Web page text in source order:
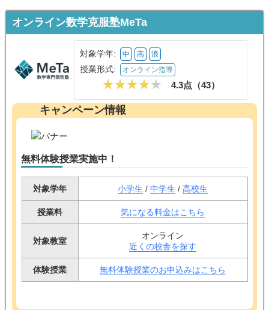
オンライン数学克服塾MeTa
対象学年: 中 高 浪
授業形式: オンライン指導
4.3点（43）
キャンペーン情報
無料体験授業実施中！
対象学年 小学生 / 中学生 / 高校生
授業料 気になる料金はこちら
対象教室
オンライン
近くの校舎を探す
体験授業 無料体験授業のお申込みはこちら